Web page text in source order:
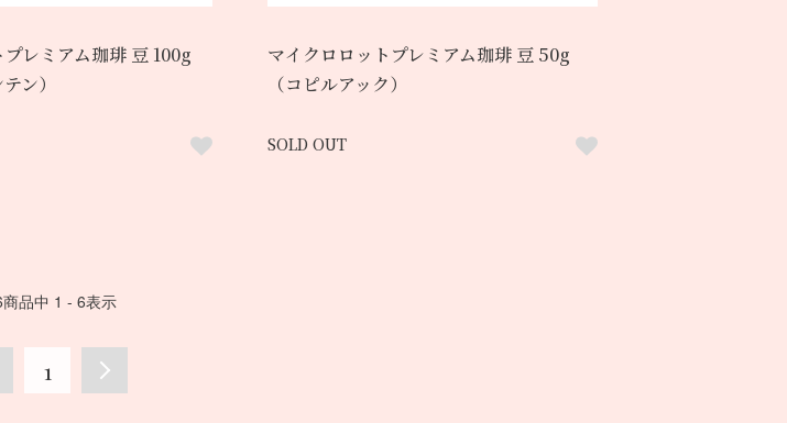
レミアム珈琲 豆 100g
ン）
マイクロロットプレミアム珈琲 豆 50g
（コピルアック）
SOLD OUT
商品中 1 - 6表示
1